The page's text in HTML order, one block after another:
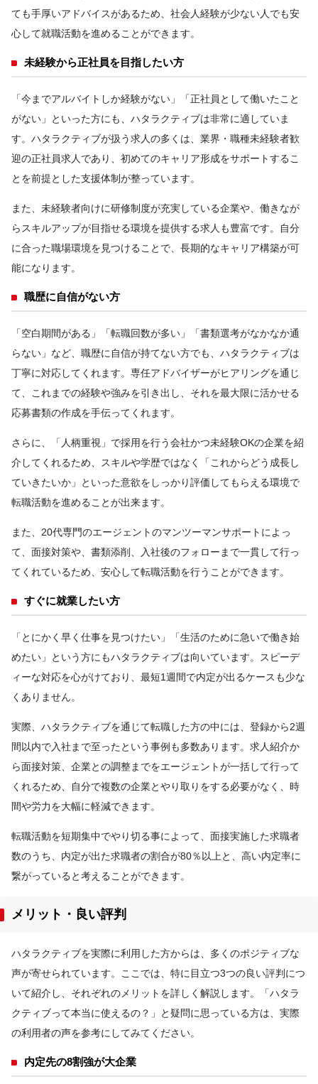
ても手厚いアドバイスがあるため、社会人経験が少ない人でも安
心して就職活動を進めることができます。
未経験から正社員を目指したい方
「今までアルバイトしか経験がない」「正社員として働いたこと
がない」といった方にも、ハタラクティブは非常に適していま
す。ハタラクティブが扱う求人の多くは、業界・職種未経験者歓
迎の正社員求人であり、初めてのキャリア形成をサポートするこ
とを前提とした支援体制が整っています。
また、未経験者向けに研修制度が充実している企業や、働きなが
らスキルアップが目指せる環境を提供する求人も豊富です。自分
に合った職場環境を見つけることで、長期的なキャリア構築が可
能になります。
職歴に自信がない方
「空白期間がある」「転職回数が多い」「書類選考がなかなか通
らない」など、職歴に自信が持てない方でも、ハタラクティブは
丁寧に対応してくれます。専任アドバイザーがヒアリングを通じ
て、これまでの経験や強みを引き出し、それを最大限に活かせる
応募書類の作成を手伝ってくれます。
さらに、「人柄重視」で採用を行う会社かつ未経験OKの企業を紹
介してくれるため、スキルや学歴ではなく「これからどう成長し
ていきたいか」といった意欲をしっかり評価してもらえる環境で
転職活動を進めることが出来ます。
また、20代専門のエージェントのマンツーマンサポートによっ
て、面接対策や、書類添削、入社後のフォローまで一貫して行っ
てくれているため、安心して転職活動を行うことができます。
すぐに就業したい方
「とにかく早く仕事を見つけたい」「生活のために急いで働き始
めたい」という方にもハタラクティブは向いています。スピーデ
ィーな対応を心がけており、最短1週間で内定が出るケースも少な
くありません。
実際、ハタラクティブを通じて転職した方の中には、登録から2週
間以内で入社まで至ったという事例も多数あります。求人紹介か
ら面接対策、企業との調整までをエージェントが一括して行って
くれるため、自分で複数の企業とやり取りをする必要がなく、時
間や労力を大幅に軽減できます。
転職活動を短期集中でやり切る事によって、面接実施した求職者
数のうち、内定が出た求職者の割合が80％以上と、高い内定率に
繋がっていると考えることができます。
メリット・良い評判
ハタラクティブを実際に利用した方からは、多くのポジティブな
声が寄せられています。ここでは、特に目立つ3つの良い評判につ
いて紹介し、それぞれのメリットを詳しく解説します。「ハタラ
クティブって本当に使えるの？」と疑問に思っている方は、実際
の利用者の声を参考にしてみてください。
内定先の8割強が大企業